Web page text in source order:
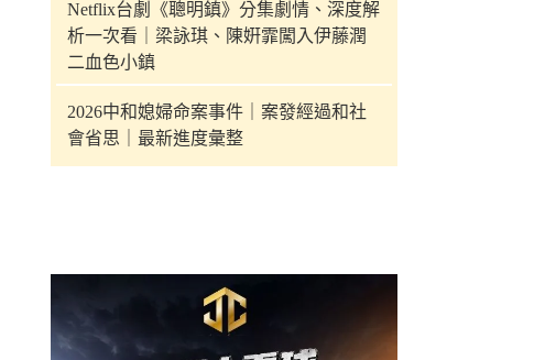
Netflix台劇《聰明鎮》分集劇情、深度解
析一次看｜梁詠琪、陳姸霏闖入伊藤潤
二血色小鎮
2026中和媳婦命案事件｜案發經過和社
會省思｜最新進度彙整